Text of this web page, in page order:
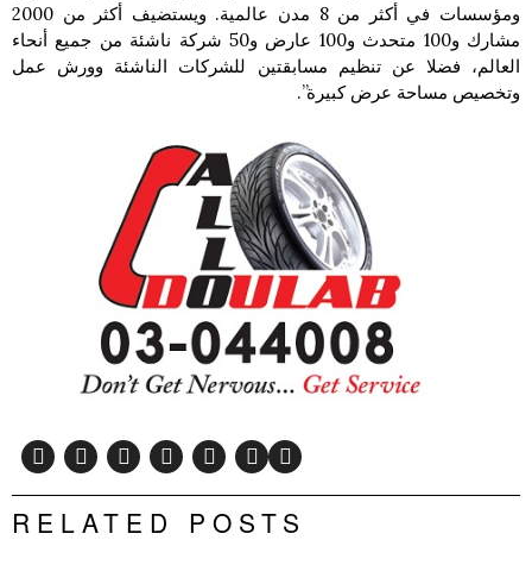
ومؤسسات في أكثر من 8 مدن عالمية. ويستضيف أكثر من 2000
مشارك و100 متحدث و100 عارض و50 شركة ناشئة من جميع أنحاء
العالم، فضلا عن تنظيم مسابقتين للشركات الناشئة وورش عمل
وتخصيص مساحة عرض كبيرة”.
RELATED POSTS